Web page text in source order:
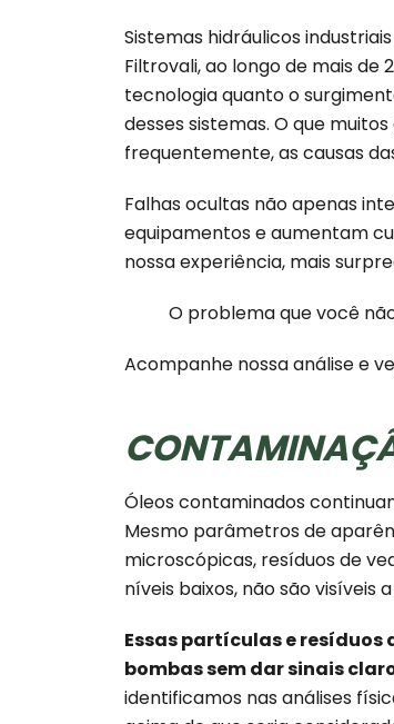
Sistemas hidráulicos
Filtrovali, ao longo de mais
tecnologia quanto o
desses sistemas. O que
frequentemente, as causas
Falhas ocultas não apenas
equipamentos e aumentam
nossa experiência, mais
O problema que você
Acompanhe nossa análise e
Óleos contaminados
Mesmo parâmetros de
microscópicas, resíduos de
níveis baixos, não são visíveis
Essas partículas e
bombas sem dar sinais
identificamos nas análises